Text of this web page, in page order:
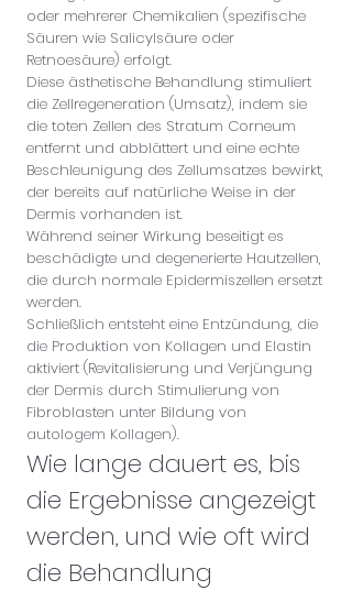
oder mehrerer Chemikalien (spezifische
Säuren wie Salicylsäure oder
Retnoesäure) erfolgt.
Diese ästhetische Behandlung stimuliert
die Zellregeneration (Umsatz), indem sie
die toten Zellen des Stratum Corneum
entfernt und abblättert und eine echte
Beschleunigung des Zellumsatzes bewirkt,
der bereits auf natürliche Weise in der
Dermis vorhanden ist.
Während seiner Wirkung beseitigt es
beschädigte und degenerierte Hautzellen,
die durch normale Epidermiszellen ersetzt
werden.
Schließlich entsteht eine Entzündung, die
die Produktion von Kollagen und Elastin
aktiviert (Revitalisierung und Verjüngung
der Dermis durch Stimulierung von
Fibroblasten unter Bildung von
autologem Kollagen).
Wie lange dauert es, bis
die Ergebnisse angezeigt
werden, und wie oft wird
die Behandlung